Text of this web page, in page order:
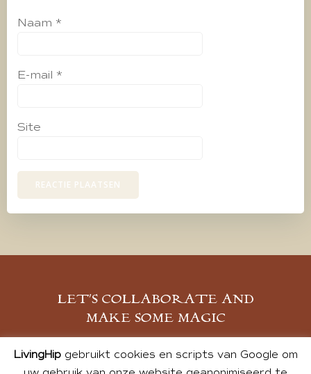
Naam *
E-mail *
Site
LET’S COLLABORATE AND
MAKE SOME MAGIC
MELD JE AAN
LivingHipgebruikt cookies en scripts van Google om